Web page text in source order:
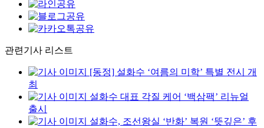
관련기사 리스트
[동정] 설화수 ‘여름의 미학’ 특별 전시 개
최
설화수 대표 각질 케어 ‘백삼팩’ 리뉴얼
출시
설화수, 조선왕실 ‘반화’ 복원 ‘뜻깊은’ 후